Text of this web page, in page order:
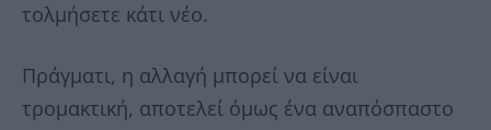
τολμήσετε κάτι νέο.
Πράγματι, η αλλαγή μπορεί να είναι
τρομακτική, αποτελεί όμως ένα αναπόσπαστο